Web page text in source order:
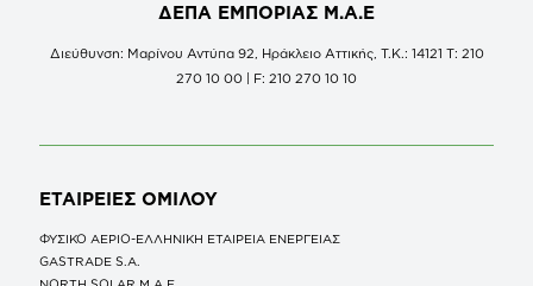
ΔΕΠΑ ΕΜΠΟΡΙΑΣ Μ.Α.Ε
Διεύθυνση: Μαρίνου Αντύπα 92, Ηράκλειο Αττικής, Τ.Κ.: 14121 Τ: 210
270 10 00 | F: 210 270 10 10
ΕΤΑΙΡΕΙΕΣ ΟΜΙΛΟΥ
ΦΥΣΙΚΟ ΑΕΡΙΟ-ΕΛΛΗΝΙΚΗ ΕΤΑΙΡΕΙΑ ΕΝΕΡΓΕΙΑΣ
GASTRADE S.A.